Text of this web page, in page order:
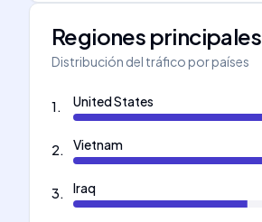
Regiones principales
Distribución del tráfico por países
1. United States
2. Vietnam
3. Iraq